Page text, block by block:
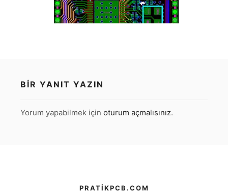
BIR YANIT YAZIN
Yorum yapabilmek için oturum açmalısınız.
PRATIKPCB.COM